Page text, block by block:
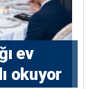
ev
okuyor